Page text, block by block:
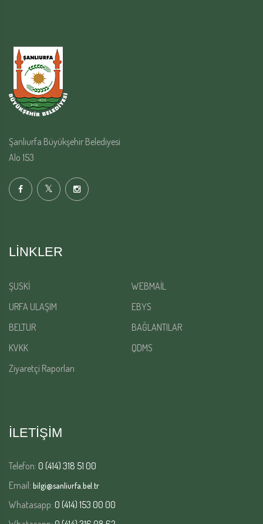
Şanlıurfa Büyükşehir Belediyesi
Alo 153
LINKLER
ŞUSKİ
WEBMAİL
URFA ULAŞIM
EBYS
BELTUR
BAĞLANTILAR
KVKK
QDMS
Ziyaretçi Raporları
İLETİŞİM
Telefon: 0 (414) 318 51 00
Email: bilgi@sanliurfa.bel.tr
Whatasapp: 0 (414) 153 00 00